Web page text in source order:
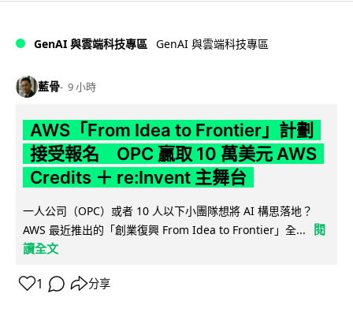
GenAI 與雲端科技專區 GenAI 與雲端科技專區
藍骨 9 小時
AWS「From Idea to Frontier」計劃
接受報名 OPC 贏取 10 萬美元 AWS
Credits ＋ re:Invent 主舞台
一人公司（OPC）或者 10 人以下小團隊想將 AI 構思落地？
AWS 最近推出的「創業復興 From Idea to Frontier」全...
閱
讀全文
1 分享